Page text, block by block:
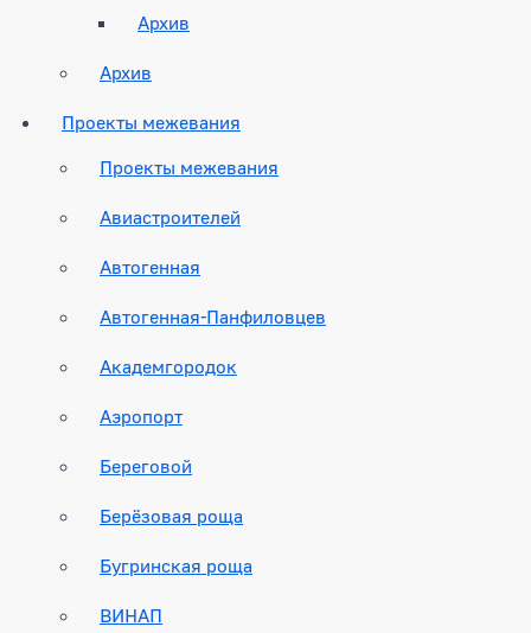
Архив
Архив
Проекты межевания
Проекты межевания
Авиастроителей
Автогенная
Автогенная-Панфиловцев
Академгородок
Аэропорт
Береговой
Берёзовая роща
Бугринская роща
ВИНАП